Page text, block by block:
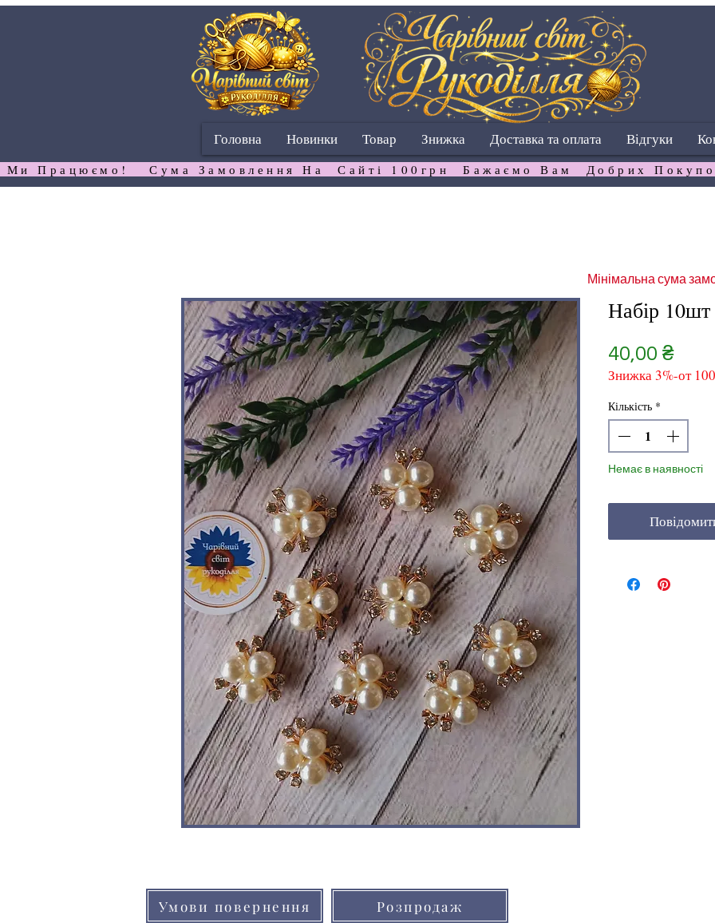
Головна Новинки Товар Знижка Доставка та оплата Відгуки
Ми Працюємо!   Сума Замовлення На  Сайті 100грн  Бажаємо Вам  Добрих
Набір 10шт
40,00 ₴Ціна
Знижка 3%-от
Кількість *
Немає в наявності
Мінімальна сума
Умови повернення Розпродаж